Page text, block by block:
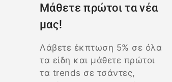
Μάθετε πρώτοι τα νέα
μας!
Λάβετε έκπτωση 5% σε όλα
τα είδη και μάθετε πρώτοι
τα trends σε τσάντες,